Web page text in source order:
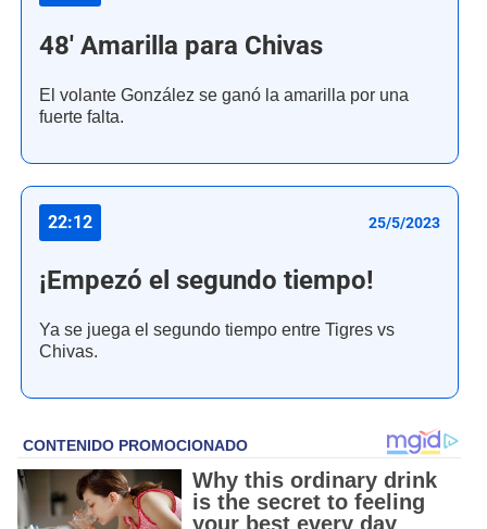
48' Amarilla para Chivas
El volante González se ganó la amarilla por una
fuerte falta.
22:12 25/5/2023
¡Empezó el segundo tiempo!
Ya se juega el segundo tiempo entre Tigres vs
Chivas.